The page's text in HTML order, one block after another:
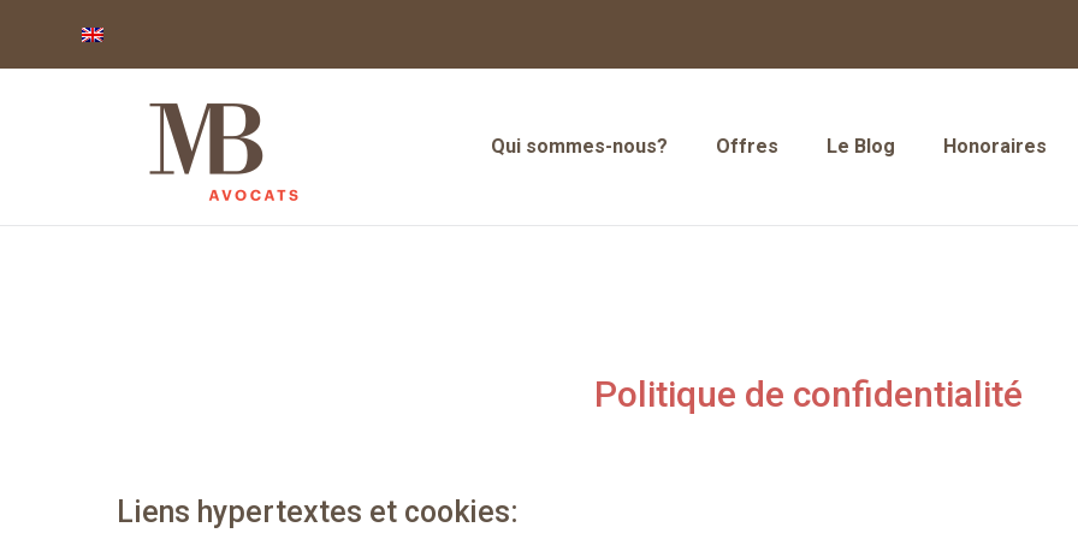
Qui sommes-nous? Offres Le Blog Honoraires
Politique de confidentialité
Liens hypertextes et cookies: